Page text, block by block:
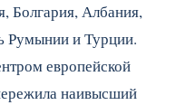
Болгария, Албания,
Румынии и Турции.
европейской
наивысший